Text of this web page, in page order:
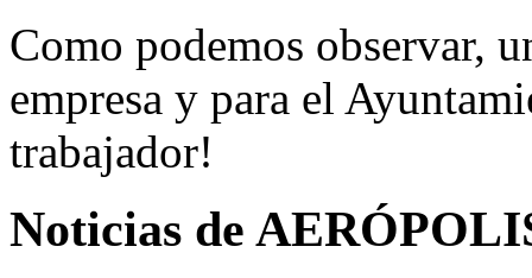
Como podemos observar,
empresa y para el
trabajador!
Noticias de